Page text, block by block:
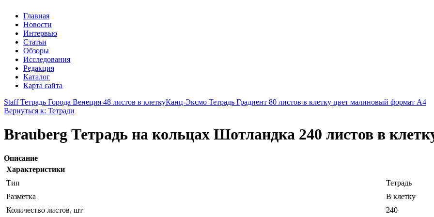
Главная
Новости
Интервью
Статьи
Обзоры
Исследования
Редакция
Каталог
Карта сайта
Staff Тетрадь Города Венеция 48 листов в клеткуКанц-Эксмо Тетрадь Градиент 80 листов в клетку цвет малиновый формат А4
Вернуться к: Тетради
Brauberg Тетрадь на кольцах Шотландка 240 листов в
Описание
Характеристики
Тип
Тетрадь
Разметка
В клетку
Количество листов, шт
240